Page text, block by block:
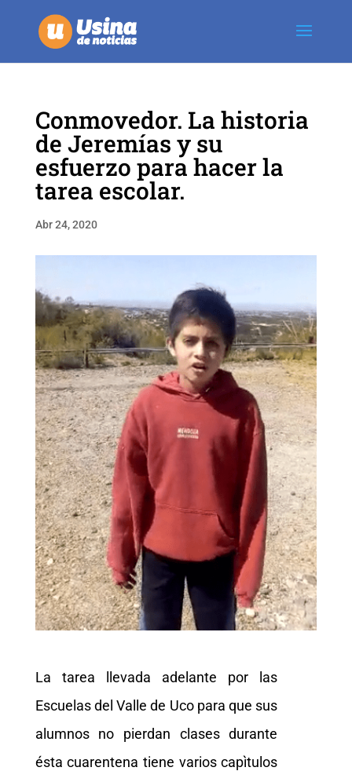
Conmovedor. La historia
de Jeremías y su
esfuerzo para hacer la
tarea escolar.
Abr 24, 2020
La tarea llevada adelante por las
Escuelas del Valle de Uco para que sus
alumnos no pierdan clases durante
ésta cuarentena tiene varios capìtulos